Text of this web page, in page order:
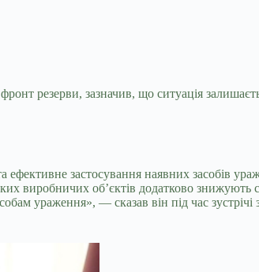
резерви, зазначив, що ситуація
застосування наявних засобів
виробничих об’єктів додатково знижують
ураження», — сказав він під час зустрічі